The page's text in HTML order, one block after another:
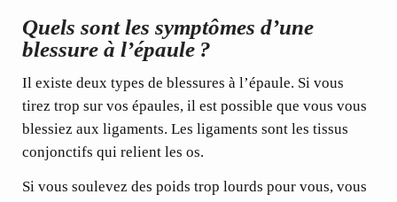
Quels sont les symptômes d’une
blessure à l’épaule ?
Il existe deux types de blessures à l’épaule. Si vous
tirez trop sur vos épaules, il est possible que vous vous
blessiez aux ligaments.Les ligaments sont les tissus
conjonctifs qui relient les os.
Si vous soulevez des poids trop lourds pour vous, vous